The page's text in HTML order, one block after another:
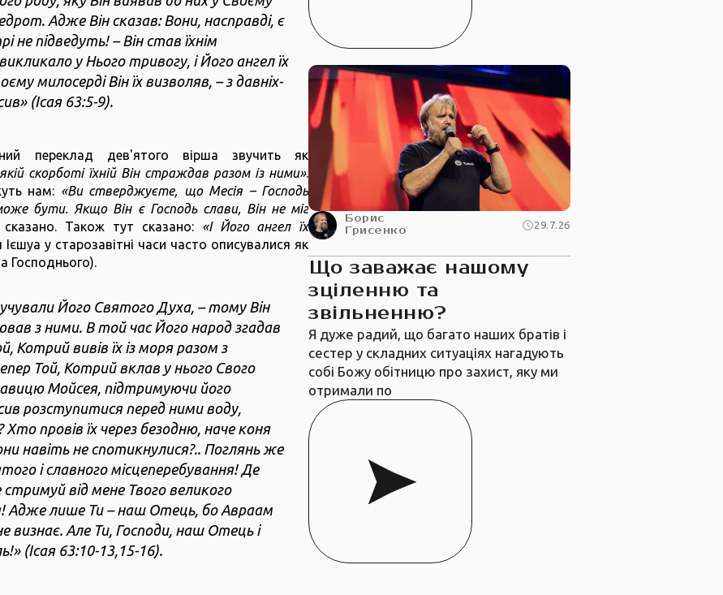
Адже Він сказав: Вони, насправді, є
не підведуть! – Він став їхнім
у Нього тривогу, і Його ангел їх
милосерді Він їх визволяв, – з давніх-
(Ісая 63:5-9).
переклад дев'ятого вірша звучить як
скорботі їхній Він страждав разом із ними».
нам: «Ви стверджуєте, що Месія – Господь
бути. Якщо Він є Господь слави, Він не міг
Також тут сказано: «І Його ангел їх
у старозавітні часи часто описувалися як
Господнього).
Його Святого Духа, – тому Він
з ними. В той час Його народ згадав
Котрий вивів їх із моря разом з
Той, Котрий вклав у нього Свого
Мойсея, підтримуючи його
розступитися перед ними воду,
Хто провів їх через безодню, наче коня
навіть не спотикнулися?.. Поглянь же
і славного місцеперебування! Де
стримуй від мене Твого великого
Адже лише Ти – наш Отець, бо Авраам
визнає. Але Ти, Господи, наш Отець і
(Ісая 63:10-13,15-16).
Борис
Грисенко
29.7.26
Що заважає нашому
зціленню та
звільненню?
Я дуже радий, що багато наших братів і
сестер у складних ситуаціях нагадують
собі Божу обітницю про захист, яку ми
отримали по